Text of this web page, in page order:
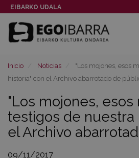
EIBARKO UDALA
Inicio Noticias
"Los mojones, esos
historia" con el Archivo abarrotado de
"Los mojones, esos
testigos de nuestra
el Archivo
09/11/2017